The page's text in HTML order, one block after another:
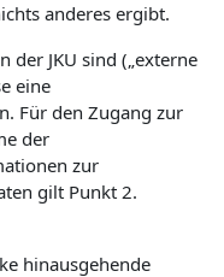
anderes ergibt.
der JKU sind („externe
eine
Für den Zugang zur
der
zur
gilt Punkt 2.
hinausgehende